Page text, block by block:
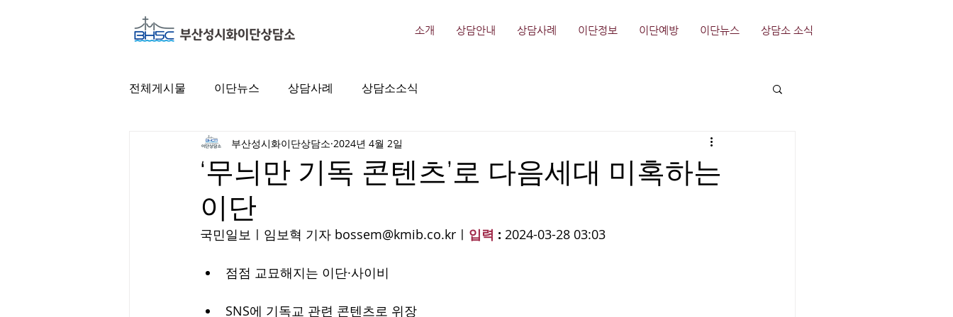
소개 상담안내 상담사례 이단정보 이단예방 이단뉴스 상담소 소식
전체게시물 이단뉴스 상담사례 상담소소식
‘무늬만 기독 콘텐츠’로 다음세대 미혹하는
이단
부산성시화이단상담소 2024년 4월 2일
국민일보ㅣ 임보혁 기자 bossem@kmib.co.kr ㅣ 입력 : 2024-03-28 03:03
점점 교묘해지는 이단·사이비
SNS에 기독교 관련 콘텐츠로 위장